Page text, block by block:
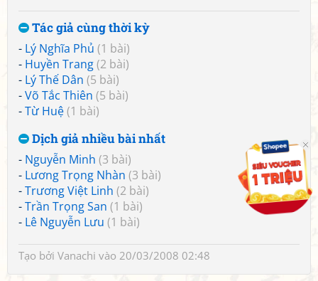
Tác giả cùng thời kỳ
- Lý Nghĩa Phủ (1 bài)
- Huyền Trang(2 bài)
- Lý Thế Dân (5 bài)
-Võ Tắc Thiên (5 bài)
-Từ Huệ(1 bài)
Dịch giả nhiều bài nhất
- Nguyễn Minh (3 bài)
- Lương Trọng Nhàn (3 bài)
-Trương Việt Linh (2 bài)
-Trần Trọng San (1 bài)
- Lê Nguyễn Lưu (1 bài)
Tạo bởi Vanachi vào 20/03/2008 02:48